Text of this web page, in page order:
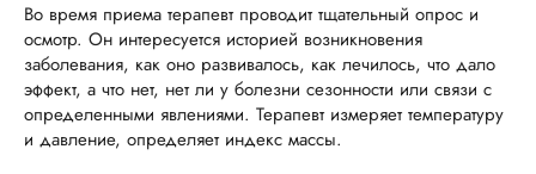
Во время приема терапевт проводит тщательный опрос и
осмотр. Он интересуется историей возникновения
заболевания, как оно развивалось, как лечилось, что дало
эффект, а что нет, нет ли у болезни сезонности или связи с
определенными явлениями. Терапевт измеряет температуру
и давление, определяет индекс массы.